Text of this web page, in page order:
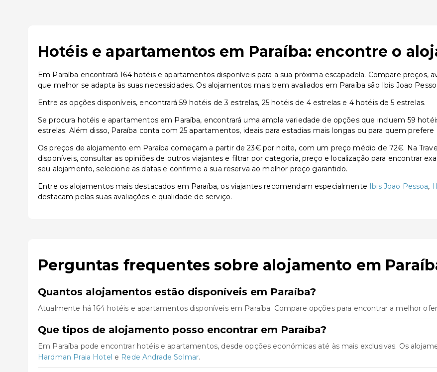
Hotéis e apartamentos em Paraíba: encontre o
Em Paraíba encontrará 164 hotéis e apartamentos disponíveis para a sua próxima escapadela. Compare preços,
que melhor se adapta às suas necessidades. Os alojamentos mais bem avaliados em Paraíba são Ibis Joao
Entre as opções disponíveis, encontrará 59 hotéis de 3 estrelas, 25 hotéis de 4 estrelas e 4 hotéis de 5 estrelas.
Se procura hotéis e apartamentos em Paraíba, encontrará uma ampla variedade de opções que incluem 59
estrelas. Além disso, Paraíba conta com 25 apartamentos, ideais para estadias mais longas ou para quem
Os preços de alojamento em Paraíba começam a partir de 23€ por noite, com um preço médio de 72€. Na
disponíveis, consultar as opiniões de outros viajantes e filtrar por categoria, preço e localização para encontrar
seu alojamento, selecione as datas e confirme a sua reserva ao melhor preço garantido.
Entre os alojamentos mais destacados em Paraíba, os viajantes recomendam especialmente Ibis Joao Pessoa,
destacam pelas suas avaliações e qualidade de serviço.
Perguntas frequentes sobre alojamento em
Quantos alojamentos estão disponíveis em Paraíba?
Atualmente há 164 hotéis e apartamentos disponíveis em Paraíba. Compare opções para encontrar a melhor
Que tipos de alojamento posso encontrar em Paraíba?
Em Paraíba pode encontrar hotéis e apartamentos, desde opções económicas até às mais exclusivas. Os
Hardman Praia Hotel e Rede Andrade Solmar.